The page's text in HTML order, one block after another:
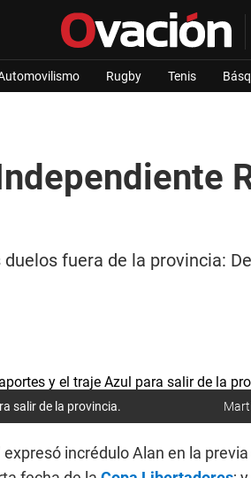
Rugby Tenis
fuera de la provincia:
salir de la provincia.
incrédulo Alan en la